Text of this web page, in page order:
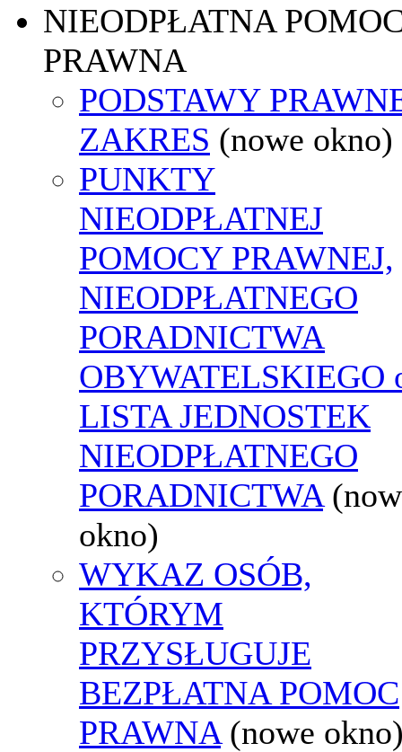
NIEODPŁATNA
PRAWNA
PODSTAWY
ZAKRES (nowe okno)
PUNKTY
NIEODPŁATNEJ
POMOCY PRAWNEJ,
NIEODPŁATNEGO
PORADNICTWA
OBYWATELSKIEGO
LISTA JEDNOSTEK
NIEODPŁATNEGO
PORADNICTWA
okno)
WYKAZ OSÓB,
KTÓRYM
PRZYSŁUGUJE
BEZPŁATNA POMOC
PRAWNA (nowe